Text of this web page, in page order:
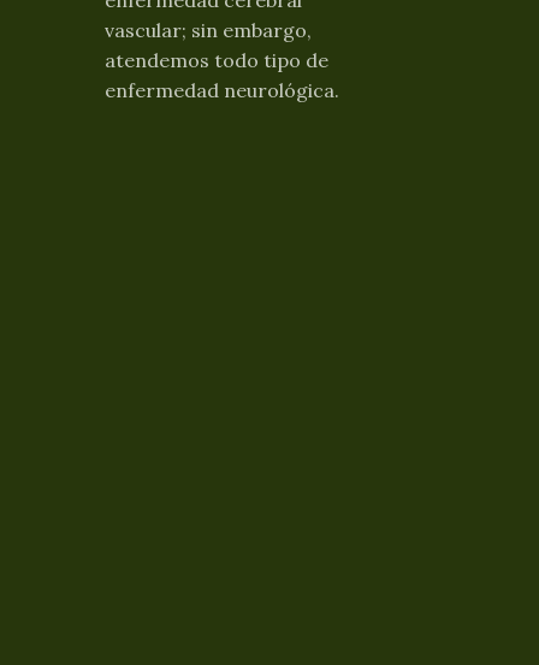
vascular; sin embargo,
atendemos todo tipo de
enfermedad neurológica.